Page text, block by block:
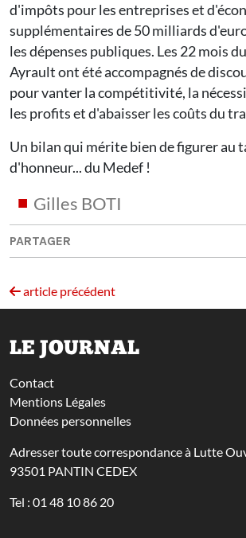
d'impôts pour les entreprises et
supplémentaires de 50 milliards
les dépenses publiques. Les 22 mois
Ayrault ont été accompagnés de
pour vanter la compétitivité, la
les profits et d'abaisser les coûts du
Un bilan qui mérite bien de figurer au
d'honneur... du Medef !
Gilles BOTI
PARTAGER
article précédent
LE JOURNAL
Contact
Mentions Légales
Données personnelles
Adresser toute correspondance à Lutte
93501 PANTIN CEDEX
Tel : 01 48 10 86 20